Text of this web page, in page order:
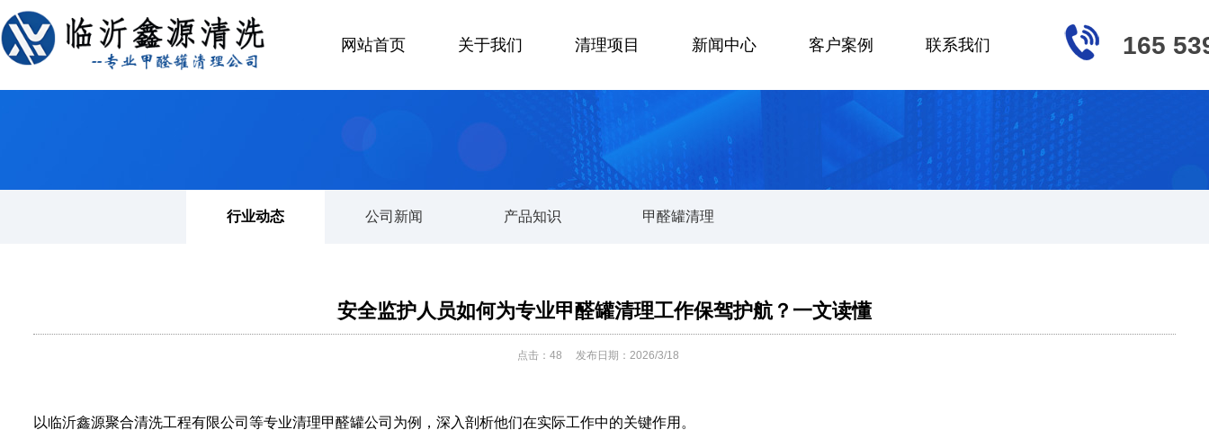
网站首页 关于我们 清理项目 新闻中心 客户案例 联系我们 165
首页 公司新闻
行业动态 公司新闻 产品知识 甲醛罐清理
安全监护人员如何为专业甲醛罐清理工作保驾护航？一文读懂
点击： 48 发布日期：2026/3/18
以临沂鑫源聚合清洗工程有限公司等专业清理甲醛罐公司为例，深入剖析他们在实际工作中的关键作用。